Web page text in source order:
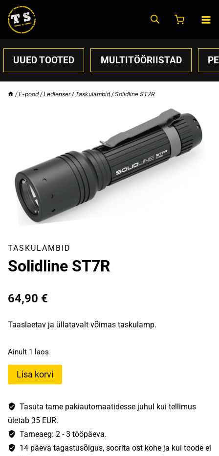
content
UUED TOOTED MULTITÖÖRIISTAD
/ E-pood / Ledlenser / Taskulambid / Solidline ST7R
TASKULAMBID
Solidline ST7R
64,90 €
Taaslaetav ja üllatavalt võimas taskulamp.
Ainult 1 laos
Solidline
ST7R
Lisa korvi
Tasuta tarne pakiautomaatidesse juhul kui tellimus
ületab 35 EUR.
Tarneaeg: 2 - 3 tööpäeva.
14 päeva tagastusõigus, soorita ost kohe ja kui toode ei